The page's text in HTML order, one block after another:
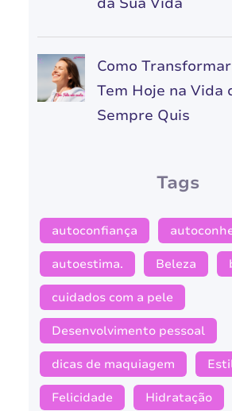
Como
Tem Hoje na Vida
Sempre Quis
Tags
autoconfiança
autoestima. Beleza
cuidados com a pele
Desenvolvimento pessoal
dicas de maquiagem
Felicidade Hidratação